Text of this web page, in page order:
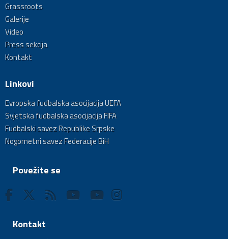
Grassroots
Galerije
Video
Press sekcija
Kontakt
Linkovi
Evropska fudbalska asocijacija UEFA
Svjetska fudbalska asocijacija FIFA
Fudbalski savez Republike Srpske
Nogometni savez Federacije BiH
Povežite se
Kontakt